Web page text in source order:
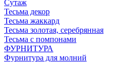
Сутаж
Тесьма декор
Тесьма жаккард
Тесьма золотая, серебрянная
Тесьма с помпонами
ФУРНИТУРА
Фурнитура для молний